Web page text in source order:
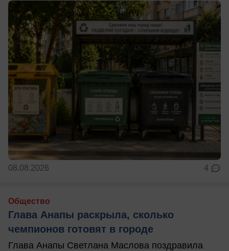
08.08.2026 4
Общество
Глава Анапы раскрыла, сколько
чемпионов готовят в городе
Глава Анапы Светлана Маслова поздравила